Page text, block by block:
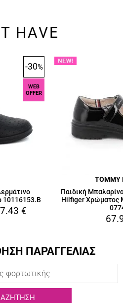
HAVE
-30%
WEB
OFFER
10116153.B
€
TOMMY
Παιδική
Hilfiger Χρώματος
ΠΑΡΑΓΓΕΛΙΑΣ